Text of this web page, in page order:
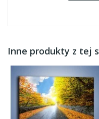
Inne produkty z tej